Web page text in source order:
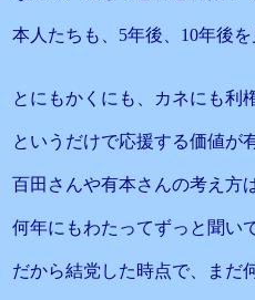
本人たちも、5年後、10年後
とにもかくにも、カネにも利
というだけで応援する価値が
百田さんや有本さんの考え方
何年にもわたってずっと聞い
だから結党した時点で、まだ